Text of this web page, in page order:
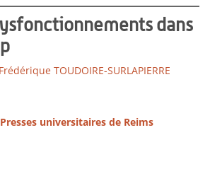
dans
Frédérique TOUDOIRE-SURLAPIERRE
universitaires de Reims